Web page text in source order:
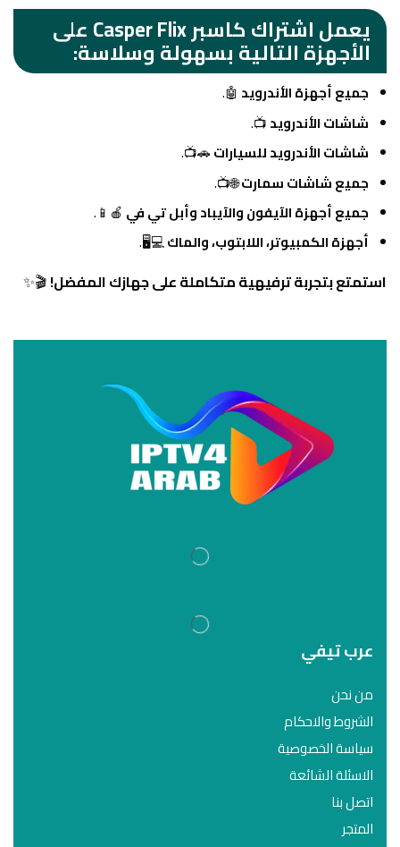
يعمل اشتراك كاسبر Casper Flix على
الأجهزة التالية بسهولة وسلاسة:
جميع أجهزة الأندرويد 🤖.
شاشات الأندرويد📺.
شاشات الأندرويد للسيارات🚗📺.
جميع شاشات سمارت🌐📺.
جميع أجهزة الآيفون والآيباد وأبل تي في 🍎📱.
أجهزة الكمبيوتر، اللابتوب، والماك💻🖥️.
استمتع بتجربة ترفيهية متكاملة على جهازك المفضل!🎬✨
عرب تيفي
من نحن
الشروط والاحكام
سياسة الخصوصية
الاسئلة الشائعة
اتصل بنا
المتجر